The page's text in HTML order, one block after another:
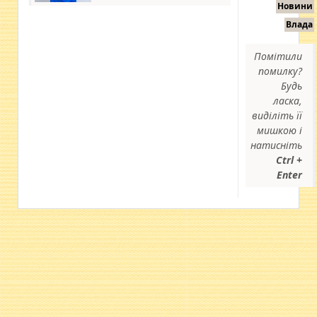
Новини
Влада
Помітили
помилку?
Будь
ласка,
виділіть її
мишкою і
натисніть
Ctrl +
Enter